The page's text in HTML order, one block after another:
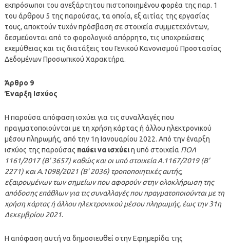
εκπρόσωποι του ανεξάρτητου πιστοποιημένου φορέα της παρ. 1
του άρθρου 5 της παρούσας, τα οποία, εξ αιτίας της εργασίας
τους, αποκτούν τυχόν πρόσβαση σε στοιχεία συμμετεχόντων,
δεσμεύονται από το φορολογικό απόρρητο, τις υποχρεώσεις
εχεμύθειας και τις διατάξεις του Γενικού Κανονισμού Προστασίας
Δεδομένων Προσωπικού Χαρακτήρα.
Άρθρο 9
Έναρξη Ισχύος
Η παρούσα απόφαση ισχύει για τις συναλλαγές που
πραγματοποιούνται με τη χρήση κάρτας ή άλλου ηλεκτρονικού
μέσου πληρωμής, από την 1η Ιανουαρίου 2022. Από την έναρξη
ισχύος της παρούσας παύει να ισχύειη υπό στοιχεία ΠΟΛ
1161/2017 (Β’ 3657) καθώς και οι υπό στοιχεία Α.1167/2019 (B’
2271) και Α.1098/2021 (Β’ 2036) τροποποιητικές αυτής,
εξαιρουμένων των σημείων που αφορούν στην ολοκλήρωση της
απόδοσης επάθλων για τις συναλλαγές που πραγματοποιούνται με τη
χρήση κάρτας ή άλλου ηλεκτρονικού μέσου πληρωμής, έως την 31η
Δεκεμβρίου 2021.
Η απόφαση αυτή να δημοσιευθεί στην Εφημερίδα της